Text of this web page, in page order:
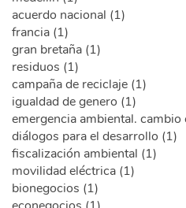
acuerdo nacional (1)
francia (1)
gran bretaña (1)
residuos (1)
campaña de reciclaje (1)
igualdad de genero (1)
emergencia ambiental.
diálogos para el desarrollo (1)
fiscalización ambiental (1)
movilidad eléctrica (1)
bionegocios (1)